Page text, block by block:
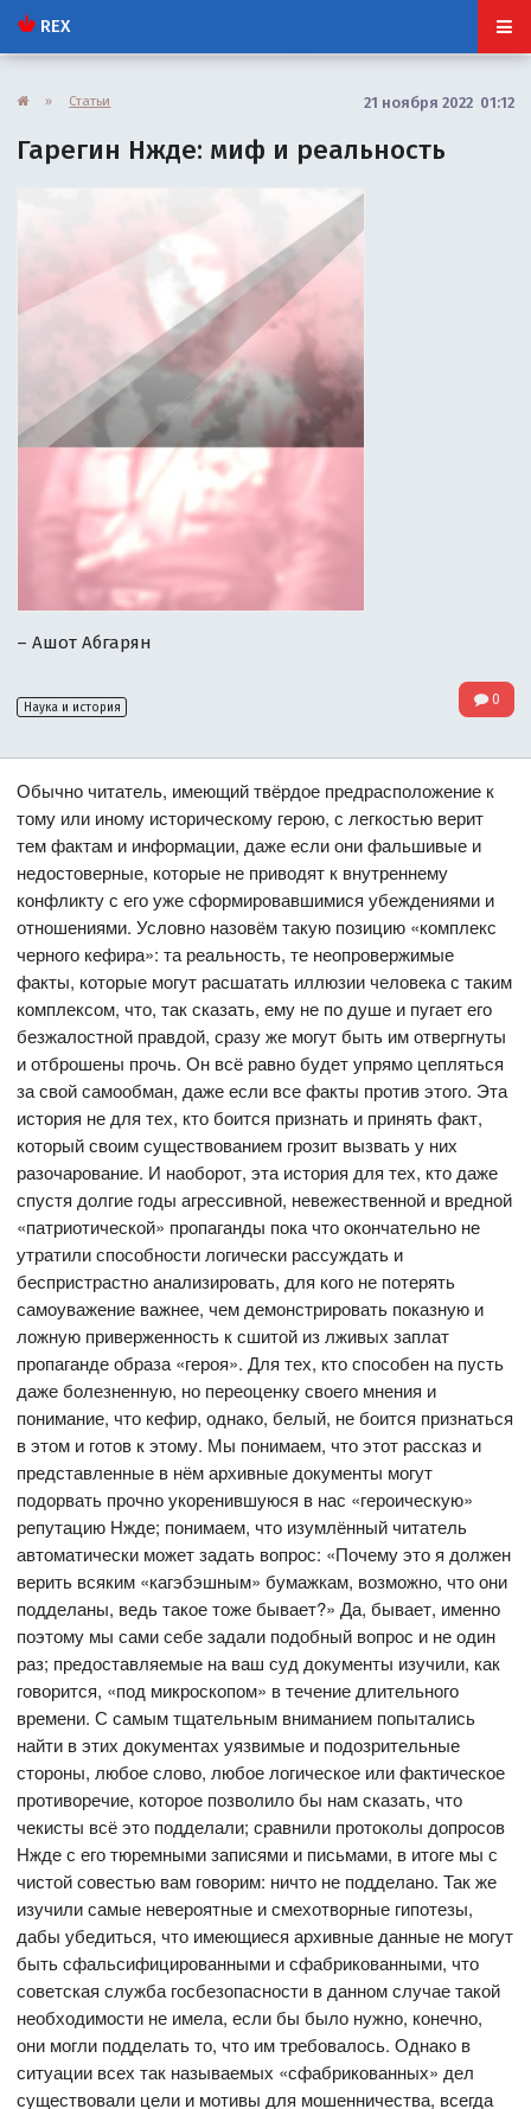
REX
» Статьи 21 ноября 2022 01:12
Гарегин Нжде: миф и реальность
– Ашот Абгарян
Наука и история 0
Обычно читатель, имеющий твёрдое предрасположение к
тому или иному историческому герою, с легкостью верит
тем фактам и информации, даже если они фальшивые и
недостоверные, которые не приводят к внутреннему
конфликту с его уже сформировавшимися убеждениями и
отношениями. Условно назовём такую позицию «комплекс
черного кефира»: та реальность, те неопровержимые
факты, которые могут расшатать иллюзии человека с таким
комплексом, что, так сказать, ему не по душе и пугает его
безжалостной правдой, сразу же могут быть им отвергнуты
и отброшены прочь. Он всё равно будет упрямо цепляться
за свой самообман, даже если все факты против этого. Эта
история не для тех, кто боится признать и принять факт,
который своим существованием грозит вызвать у них
разочарование. И наоборот, эта история для тех, кто даже
спустя долгие годы агрессивной, невежественной и вредной
«патриотической» пропаганды пока что окончательно не
утратили способности логически рассуждать и
беспристрастно анализировать, для кого не потерять
самоуважение важнее, чем демонстрировать показную и
ложную приверженность к сшитой из лживых заплат
пропаганде образа «героя». Для тех, кто способен на пусть
даже болезненную, но переоценку своего мнения и
понимание, что кефир, однако, белый, не боится признаться
в этом и готов к этому. Мы понимаем, что этот рассказ и
представленные в нём архивные документы могут
подорвать прочно укоренившуюся в нас «героическую»
репутацию Нжде; понимаем, что изумлённый читатель
автоматически может задать вопрос: «Почему это я должен
верить всяким «кагэбэшным» бумажкам, возможно, что они
подделаны, ведь такое тоже бывает?» Да, бывает, именно
поэтому мы сами себе задали подобный вопрос и не один
раз; предоставляемые на ваш суд документы изучили, как
говорится, «под микроскопом» в течение длительного
времени. С самым тщательным вниманием попытались
найти в этих документах уязвимые и подозрительные
стороны, любое слово, любое логическое или фактическое
противоречие, которое позволило бы нам сказать, что
чекисты всё это подделали; сравнили протоколы допросов
Нжде с его тюремными записями и письмами, в итоге мы с
чистой совестью вам говорим: ничто не подделано. Так же
изучили самые невероятные и смехотворные гипотезы,
дабы убедиться, что имеющиеся архивные данные не могут
быть сфальсифицированными и сфабрикованными, что
советская служба госбезопасности в данном случае такой
необходимости не имела, если бы было нужно, конечно,
они могли подделать то, что им требовалось. Однако в
ситуации всех так называемых «сфабрикованных» дел
существовали цели и мотивы для мошенничества, всегда